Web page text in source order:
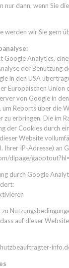
dann, wenn Sie
werden wir Sie gern
Google Analytics,
der Benutzung
in den USA
Europäischen Union
von Google in
um Reports über die
zu erbringen. Die im
der Cookies durch
Website
Ihrer IP-Adresse) an
dlpage/
durch Google
zu
auf dieser